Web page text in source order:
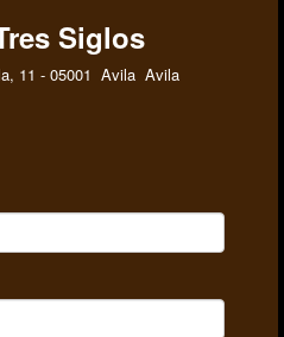
Siglos
11 - 05001 Avila Avila